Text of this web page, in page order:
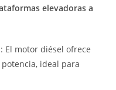
elevadoras a
: El motor diésel ofrece
ideal para